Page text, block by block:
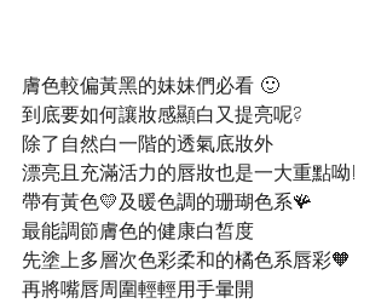
膚色較偏黃黑的妹妹們必看 🙂
到底要如何讓妝感顯白又提亮呢?
除了自然白一階的透氣底妝外
漂亮且充滿活力的唇妝也是一大重點呦!
帶有黃色💛及暖色調的珊瑚色系🪸
最能調節膚色的健康白皙度
先塗上多層次色彩柔和的橘色系唇彩🧡
再將嘴唇周圍輕輕用手暈開